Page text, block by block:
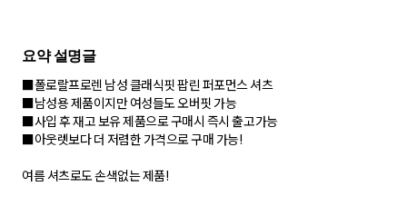
요약 설명글
■폴로랄프로렌 남성 클래식핏 팝린 퍼포먼스 셔츠
■남성용 제품이지만 여성들도 오버핏 가능
■사입 후 재고 보유 제품으로 구매시 즉시 출고가능
■아웃렛보다 더 저렴한 가격으로 구매 가능!
여름 셔츠로도 손색없는 제품!